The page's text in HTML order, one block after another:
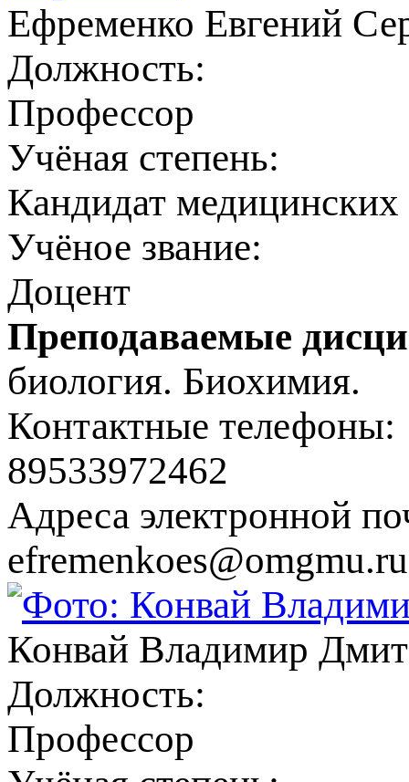
Ефременко Евгений
Должность:
Профессор
Учёная степень:
Кандидат медицинских
Учёное звание:
Доцент
Преподаваемые
биология. Биохимия.
Контактные телефоны:
89533972462
Адреса электронной
efremenkoes@omgmu.ru
Конвай Владимир
Должность:
Профессор